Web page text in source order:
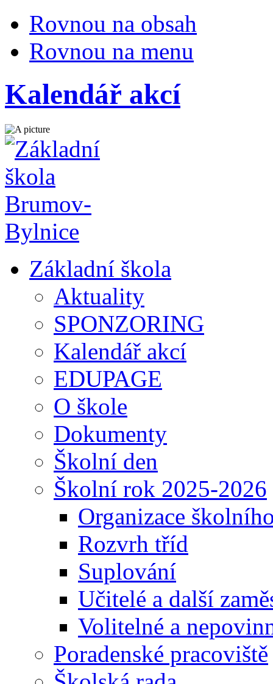
Rovnou na obsah
Rovnou na menu
Kalendář akcí
Základní škola
Aktuality
SPONZORING
Kalendář akcí
EDUPAGE
O škole
Dokumenty
Školní den
Školní rok 2025-2026
Organizace
Rozvrh tříd
Suplování
Učitelé a další
Volitelné a
Poradenské pracoviště